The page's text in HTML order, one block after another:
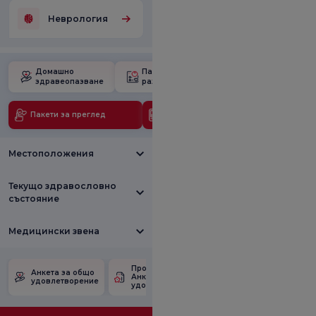
Неврология
Домашно
здравеопазване
Пакет за
раждане
Пакети за преглед
Местоположения
Текущо здравословно
състояние
Медицински звена
Анкета за общо
удовлетворение
Проверете
Анкетата за
удовлетвореност.